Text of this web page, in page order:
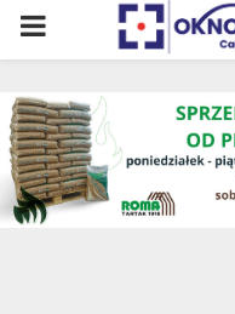
PRIMARY
MENU